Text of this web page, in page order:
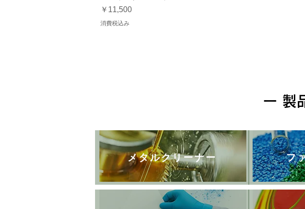
価格
￥11,500
消費税込み
ー 製
メタルクリーナー フ